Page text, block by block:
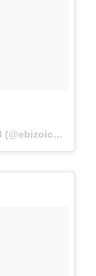
Фото опубликовано ebizo ichikawa 358 (@ebizoichikawa.ebizoichikawa)